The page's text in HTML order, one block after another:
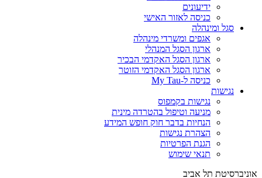
ידיעונים
כניסה לאזור האישי
סגל ומינהלה
אגפים ומשרדי מינהלה
ארגון הסגל המנהלי
ארגון הסגל האקדמי הבכיר
ארגון הסגל האקדמי הזוטר
כניסה ל-My Tau
נגישות
נגישות בקמפוס
מניעה וטיפול בהטרדה מינית
הנחיות בדבר חוק חופש המידע
הצהרת נגישות
הגנת הפרטיות
תנאי שימוש
אוניברסיטת תל אביב